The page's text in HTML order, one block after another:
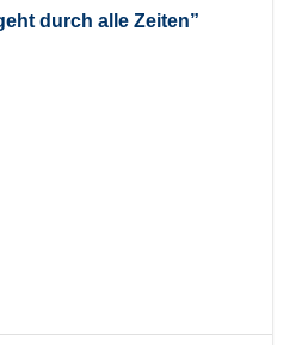
durch alle Zeiten”